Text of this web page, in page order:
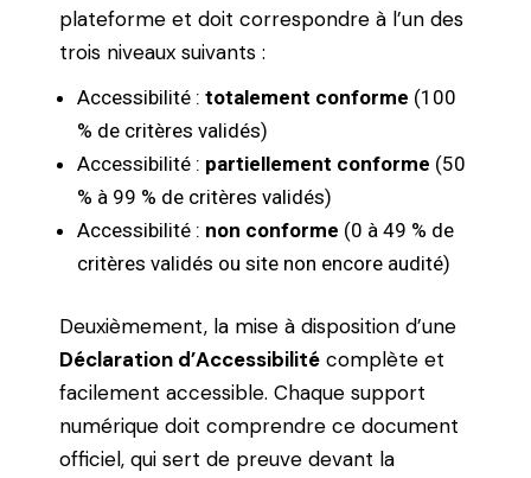
plateforme et doit correspondre à l’un des
trois niveaux suivants :
Accessibilité :totalement conforme (100
% de critères validés)
Accessibilité : partiellement conforme (50
% à 99 % de critères validés)
Accessibilité : non conforme (0 à 49 % de
critères validés ou site non encore audité)
Deuxièmement, la mise à disposition d’une
Déclaration d’Accessibilité complète et
facilement accessible. Chaque support
numérique doit comprendre ce document
officiel, qui sert de preuve devant la